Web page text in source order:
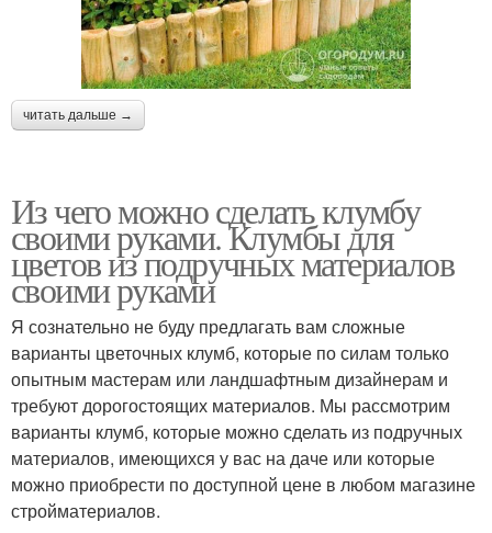
читать дальше →
Из чего можно сделать клумбу
своими руками. Клумбы для
цветов из подручных материалов
своими руками
Я сознательно не буду предлагать вам сложные
варианты цветочных клумб, которые по силам только
опытным мастерам или ландшафтным дизайнерам и
требуют дорогостоящих материалов. Мы рассмотрим
варианты клумб, которые можно сделать из подручных
материалов, имеющихся у вас на даче или которые
можно приобрести по доступной цене в любом магазине
стройматериалов.